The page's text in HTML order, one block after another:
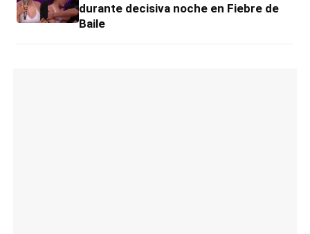
durante decisiva noche en Fiebre de
Baile